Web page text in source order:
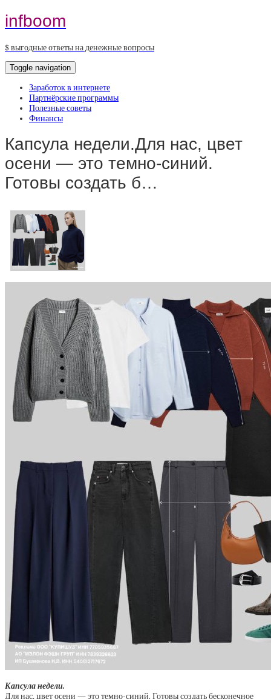
infboom
$ выгодные ответы на денежные вопросы
Toggle navigation
Заработок в интернете
Партнёрские программы
Полезные советы
Финансы
Капсула недели.Для нас, цвет
осени — это темно-синий.
Готовы создать б…
Капсула недели.
Для нас, цвет осени — это темно-синий. Готовы создать бесконечное